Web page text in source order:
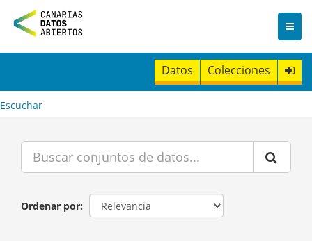
n
t
Datos Colecciones
Escuchar
Ordenar por